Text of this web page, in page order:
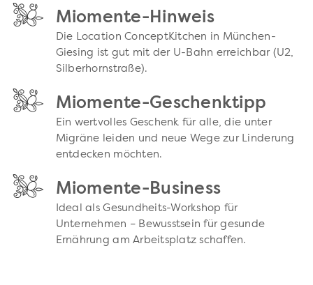
Miomente-Hinweis
Die Location ConceptKitchen in München-
Giesing ist gut mit der U-Bahn erreichbar (U2,
Silberhornstraße).
Miomente-Geschenktipp
Ein wertvolles Geschenk für alle, die unter
Migräne leiden und neue Wege zur Linderung
entdecken möchten.
Miomente-Business
Ideal als Gesundheits-Workshop für
Unternehmen – Bewusstsein für gesunde
Ernährung am Arbeitsplatz schaffen.